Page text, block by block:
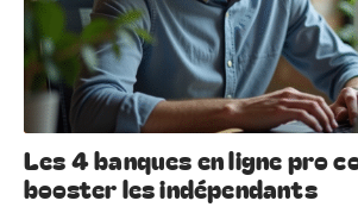
Les 4 banques en ligne pro
booster les indépendants